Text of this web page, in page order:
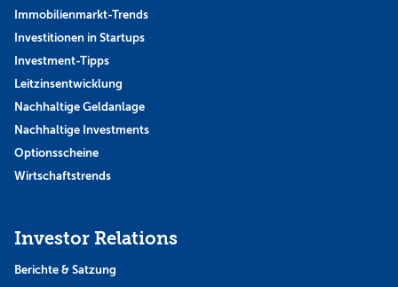
Immobilienmarkt-Trends
Investitionen in Startups
Investment-Tipps
Leitzinsentwicklung
Nachhaltige Geldanlage
Nachhaltige Investments
Optionsscheine
Wirtschaftstrends
Investor Relations
Berichte & Satzung